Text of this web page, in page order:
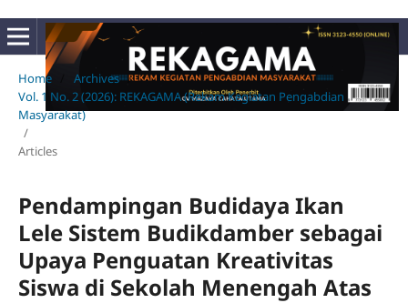
Home Archives /
Vol. 1 No. 2 (2026): REKAGAMA (Rekam Kegiatan Pengabdian
Masyarakat)
/
Articles
Pendampingan Budidaya Ikan
Lele Sistem Budikdamber sebagai
Upaya Penguatan Kreativitas
Siswa di Sekolah Menengah Atas